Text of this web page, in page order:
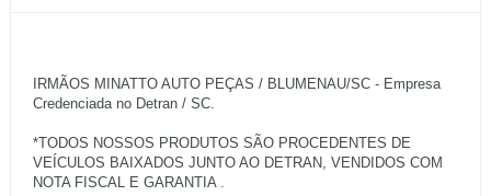
IRMÃOS MINATTO AUTO PEÇAS / BLUMENAU/SC - Empresa
Credenciada no Detran / SC.
*TODOS NOSSOS PRODUTOS SÃO PROCEDENTES DE
VEÍCULOS BAIXADOS JUNTO AO DETRAN, VENDIDOS COM
NOTA FISCAL E GARANTIA .